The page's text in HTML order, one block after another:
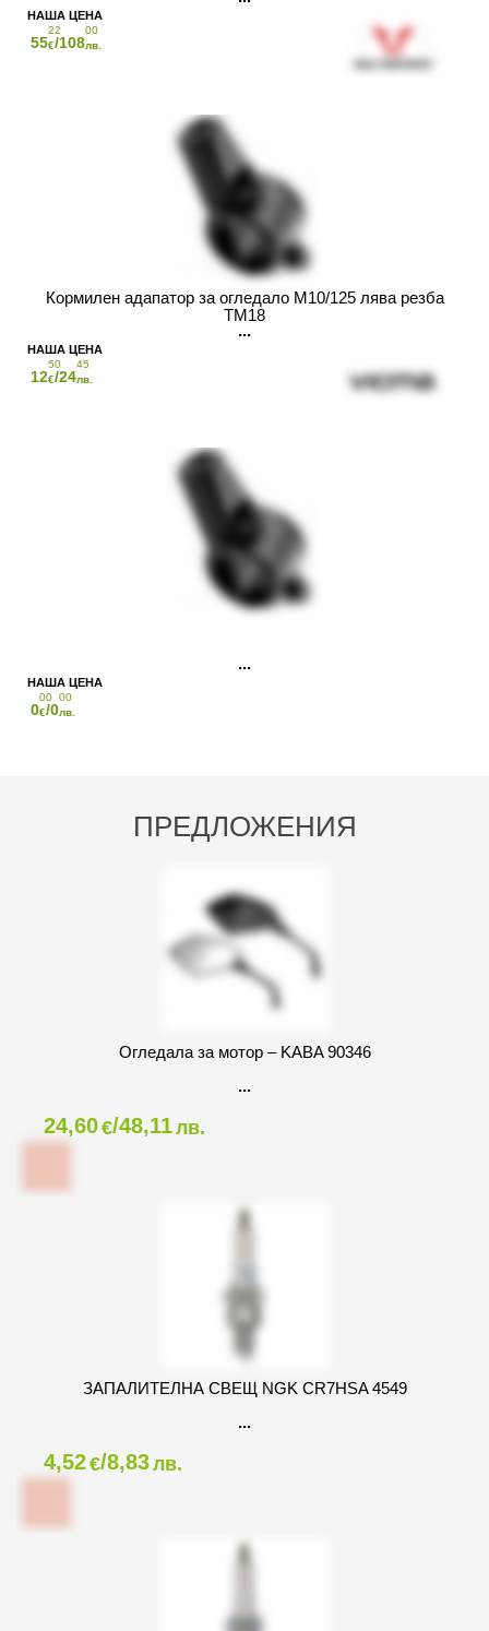
ПРЕДЛОЖЕНИЯ
Огледала за мотор – KABA 90346
24,60€/48,11лв.
ЗАПАЛИТЕЛНА СВЕЩ NGK CR7HSA 4549
4,52€/8,83лв.
55
22
€/108
00
лв.
Кормилен адапатор за огледало M10/125 лява резба
TM18
12
50
€/24
45
лв.
0
00
€/0
00
лв.